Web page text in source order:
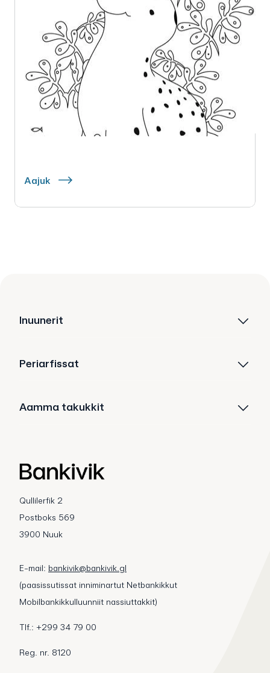
Aajuk
Inuunerit
Periarfissat
Aamma takukkit
Qullilerfik 2
Postboks 569
3900 Nuuk
E-mail: bankivik@bankivik.gl
(paasissutissat inniminartut Netbankikkut
Mobilbankikkulluunniit nassiuttakkit)
Tlf.: +299 34 79 00
Reg. nr. 8120